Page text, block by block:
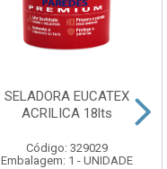
SELADORA EUCATEX
ACRILICA 18lts
Código: 329029
Embalagem: 1 - UNIDADE